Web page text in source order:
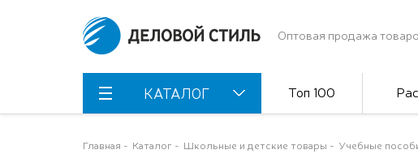
Оптовая продажа
КАТАЛОГ Топ 100
Главная Каталог Школьные и детские товары Учебные